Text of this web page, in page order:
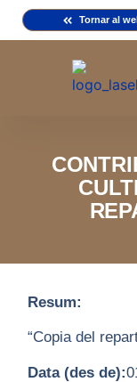
Tornar al
Resum:
“Copia del
Data (des de):